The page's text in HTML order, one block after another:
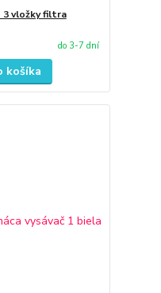
3 vložky filtra
do 3-7 dní
košíka